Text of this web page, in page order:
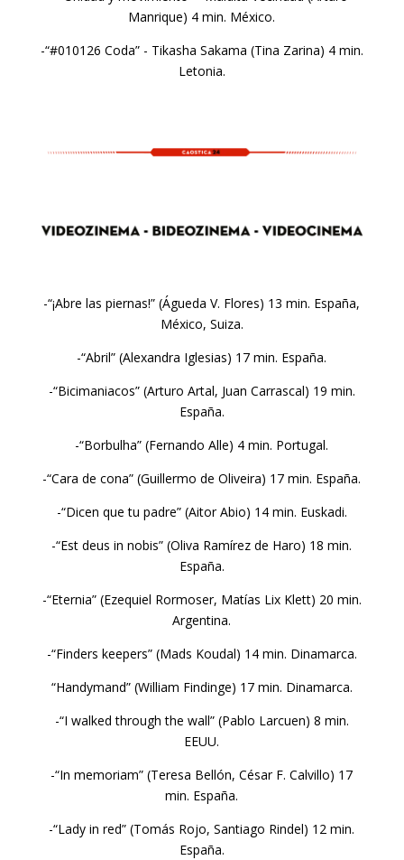
Manrique) 4 min. México.
-“#010126 Coda” - Tikasha Sakama (Tina Zarina) 4 min.
Letonia.
-“¡Abre las piernas!” (Águeda V. Flores) 13 min. España,
México, Suiza.
-“Abril” (Alexandra Iglesias) 17 min. España.
-“Bicimaniacos” (Arturo Artal, Juan Carrascal) 19 min.
España.
-“Borbulha” (Fernando Alle) 4 min. Portugal.
-“Cara de cona” (Guillermo de Oliveira) 17 min. España.
-“Dicen que tu padre” (Aitor Abio) 14 min. Euskadi.
-“Est deus in nobis” (Oliva Ramírez de Haro) 18 min.
España.
-“Eternia” (Ezequiel Rormoser, Matías Lix Klett) 20 min.
Argentina.
-“Finders keepers” (Mads Koudal) 14 min. Dinamarca.
“Handymand” (William Findinge) 17 min. Dinamarca.
-“I walked through the wall” (Pablo Larcuen) 8 min.
EEUU.
-“In memoriam” (Teresa Bellón, César F. Calvillo) 17
min. España.
-“Lady in red” (Tomás Rojo, Santiago Rindel) 12 min.
España.